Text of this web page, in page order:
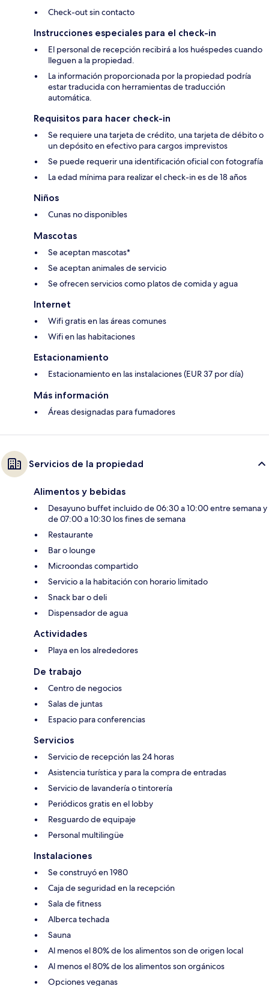
Check-out sin contacto
Instrucciones especiales para el check-in
El personal de recepción recibirá a los huéspedes cuando
lleguen a la propiedad.
La información proporcionada por la propiedad podría
estar traducida con herramientas de traducción
automática.
Requisitos para hacer check-in
Se requiere una tarjeta de crédito, una tarjeta de débito o
un depósito en efectivo para cargos imprevistos
Se puede requerir una identificación oficial con fotografía
La edad mínima para realizar el check-in es de 18 años
Niños
Cunas no disponibles
Mascotas
Se aceptan mascotas*
Se aceptan animales de servicio
Se ofrecen servicios como platos de comida y agua
Internet
Wifi gratis en las áreas comunes
Wifi en las habitaciones
Estacionamiento
Estacionamiento en las instalaciones (EUR 37 por día)
Más información
Áreas designadas para fumadores
Servicios de la propiedad
Alimentos y bebidas
Desayuno buffet incluido de 06:30 a 10:00 entre semana y
de 07:00 a 10:30 los fines de semana
Restaurante
Bar o lounge
Microondas compartido
Servicio a la habitación con horario limitado
Snack bar o deli
Dispensador de agua
Actividades
Playa en los alrededores
De trabajo
Centro de negocios
Salas de juntas
Espacio para conferencias
Servicios
Servicio de recepción las 24 horas
Asistencia turística y para la compra de entradas
Servicio de lavandería o tintorería
Periódicos gratis en el lobby
Resguardo de equipaje
Personal multilingüe
Instalaciones
Se construyó en 1980
Caja de seguridad en la recepción
Sala de fitness
Alberca techada
Sauna
Al menos el 80% de los alimentos son de origen local
Al menos el 80% de los alimentos son orgánicos
Opciones veganas